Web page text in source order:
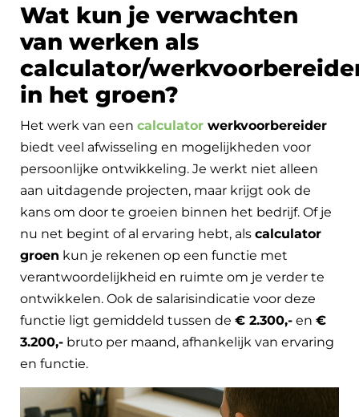
Wat kun je verwachten
van werken als
calculator/
in het groen?
Het werk van een calculator werkvoorbereider
biedt veel afwisseling en mogelijkheden voor
persoonlijke ontwikkeling. Je werkt niet alleen
aan uitdagende projecten, maar krijgt ook de
kans om door te groeien binnen het bedrijf. Of je
nu net begint of al ervaring hebt, als calculator
groen kun je rekenen op een functie met
verantwoordelijkheid en ruimte om je verder te
ontwikkelen. Ook de salarisindicatie voor deze
functie ligt gemiddeld tussen de € 2.300,- en €
3.200,- bruto per maand, afhankelijk van ervaring
en functie.